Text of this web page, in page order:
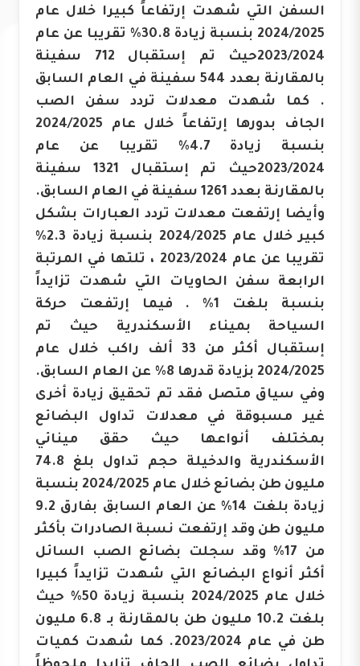
السفن التي شهدت إرتفاعاً كبيرا خلال عام
2024/2025 بنسبة زيادة 30.8% تقريبا عن عام
2023/2024حيث تم إستقبال 712 سفينة
بالمقارنة بعدد 544 سفينة في العام السابق
. كما شهدت معدلات تردد سفن الصب
الجاف بدورها إرتفاعاً خلال عام 2024/2025
بنسبة زيادة 4.7% تقريبا عن عام
2023/2024حيث تم إستقبال 1321 سفينة
بالمقارنة بعدد 1261 سفينة في العام السابق.
وأيضا إرتفعت معدلات تردد العبارات بشكل
كبير خلال عام 2024/2025 بنسبة زيادة 2.3%
تقريبا عن عام 2023/2024 ، تلتها في المرتبة
الرابعة سفن الحاويات التي شهدت تزايداً
بنسبة بلغت 1% . فيما إرتفعت حركة
السياحة بميناء الأسكندرية حيث تم
إستقبال أكثر من 33 ألف راكب خلال عام
2024/2025 بزيادة قدرها 8% عن العام السابق.
وفي سياق متصل فقد تم تحقيق زيادة أخرى
غير مسبوقة في معدلات تداول البضائع
بمختلف أنواعها حيث حقق مينائي
الأسكندرية والدخيلة حجم تداول بلغ 74.8
مليون طن بضائع خلال عام 2024/2025 بنسبة
زيادة بلغت 14% عن العام السابق بفارق 9.2
مليون طن وقد إرتفعت نسبة الصادرات بأكثر
من 17% وقد سجلت بضائع الصب السائل
أكثر أنواع البضائع التي شهدت تزايداً كبيرا
خلال عام 2024/2025 بنسبة زيادة 50% حيث
بلغت 10.2 مليون طن بالمقارنة بـ 6.8 مليون
طن في عام 2023/2024. كما شهدت كميات